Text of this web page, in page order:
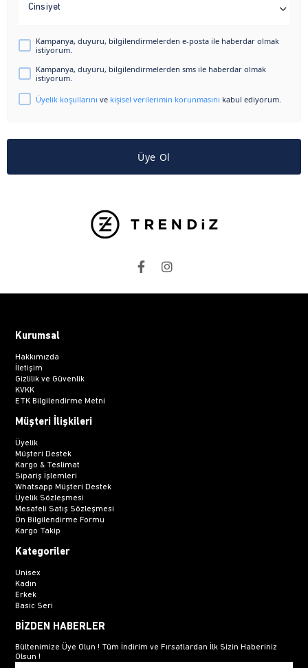
Cinsiyet
Kampanya, duyuru, bilgilendirmelerden e-posta ile haberdar olmak
istiyorum.
Kampanya, duyuru, bilgilendirmelerden sms ile haberdar olmak
istiyorum.
Üyelik koşullarını ve kişisel verilerimin korunmasını kabul ediyorum.
Üye Ol
Kurumsal
Hakkımızda
İletişim
Gizlilik ve Güvenlik
KVKK
ETK Bilgilendirme Metni
Müşteri İlişkileri
Üyelik
Müşteri Destek
Kargo & Teslimat
Sipariş İşlemleri
Whatsapp Müşteri Destek
Üyelik Sözleşmesi
Mesafeli Satış Sözleşmesi
Ön Bilgilendirme Formu
Kargo Takip
Kategoriler
Unisex
Kadın
Erkek
Basic Seri
BİZDEN HABERLER
Bültenimize Üye Olun ! Tüm İndirim ve Fırsatlardan İlk Sizin Haberiniz
Olsun !